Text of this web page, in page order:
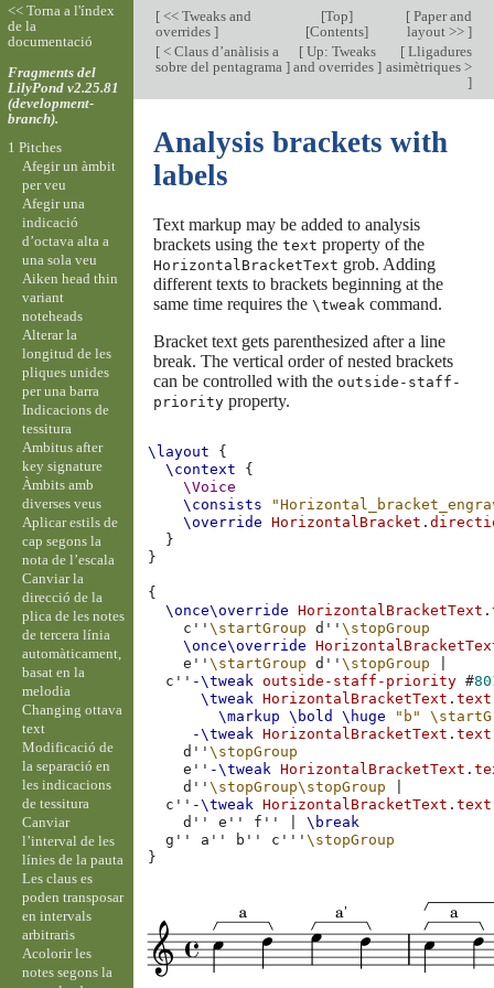
[<< Tweaks and
overrides ]
[Top]
[Contents]
[Paper and
layout >> ]
[< Claus d’anàlisis a
sobre del pentagrama ]
[Up: Tweaks
and overrides ]
[Lligadures
asimètriques >
]
Analysis brackets with
labels
Text markup may be added to analysis
brackets using the text property of the
HorizontalBracketText grob. Adding
different texts to brackets beginning at the
same time requires the \tweak command.
Bracket text gets parenthesized after a line
break. The vertical order of nested brackets
can be controlled with the outside-staff-
priorityproperty.
\layout
{
\context
{
\Voice
\consists
\override
HorizontalBracket .
}
}
{
\once\override
HorizontalBracketText .
c''\startGroup d''\stopGroup
\once\override
e''\startGroup d''\stopGroup
c'' -\tweak outside-staff-priority #
\tweak HorizontalBracketText .text
\markup
\bold \huge "b"
-\tweak HorizontalBracketText .text
d''\stopGroup
e'' -\tweak HorizontalBracketText .
d''\stopGroup\stopGroup
c'' -\tweak HorizontalBracketText .text
d''
e'' f''
\break
g''
a'' b'' c'''\stopGroup
}
<< Torna a l'índex
de la
documentació
Fragments del
LilyPond v2.25.81
(development-
branch).
1 Pitches
Afegir un àmbit
per veu
Afegir una
indicació
d’octava alta a
una sola veu
Aiken head thin
variant
noteheads
Alterar la
longitud de les
pliques unides
per una barra
Indicacions de
tessitura
Ambitus after
key signature
Àmbits amb
diverses veus
Aplicar estils de
cap segons la
nota de l’escala
Canviar la
direcció de la
plica de les notes
de tercera línia
automàticament,
basat en la
melodia
Changing ottava
text
Modificació de
la separació en
les indicacions
de tessitura
Canviar
l’interval de les
línies de la pauta
Les claus es
poden transposar
en intervals
arbitraris
Acolorir les
notes segons la